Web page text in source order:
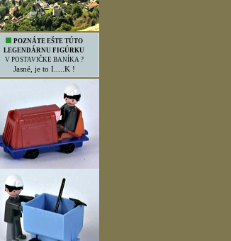
POZNÁTE EŠTE TÚTO
LEGENDÁRNU FIGÚRKU
V POSTAVIČKE BANÍKA ?
Jasné, je to I.....K !